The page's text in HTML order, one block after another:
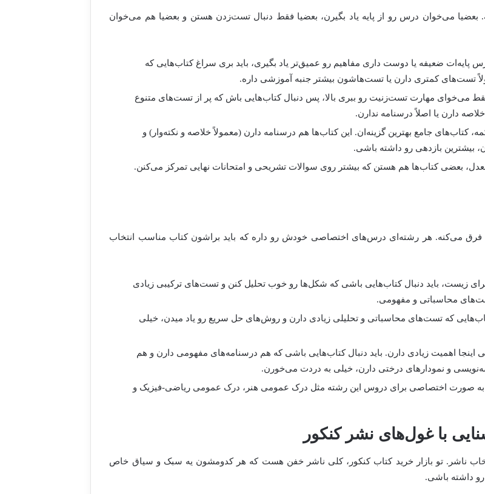
بعضیا می‌خوان درس رو از پایه یاد بگیرن، بعضیا فقط دنبال تست‌زدن هستن و بعضیا هم می‌خوان
پایه‌ات ضعیفه یا دوست داری مفاهیم رو عمیق‌تر یاد بگیری، باید بری سراغ کتاب‌هایی که
تست‌های کمتری دارن یا تست‌هاشون بیشتر جنبه آموزشی داره.
می‌خوای مهارت تست‌زنیت رو ببری بالا، پس دنبال کتاب‌هایی باش که پر از تست‌های متنوع
دارن یا اصلاً درسنامه ندارن.
کتاب‌های جامع بهترین گزینه‌ان. این کتاب‌ها هم درسنامه دارن (معمولاً خلاصه و نکته‌وار) و
بیشترین بازدهی رو داشته باشی.
معدل، بعضی کتاب‌ها هم هستن که بیشتر روی سوالات تشریحی و امتحانات نهایی تمرکز می‌کنن.
فرق می‌کنه. هر رشته‌ای درس‌های اختصاصی خودش رو داره که باید براشون کتاب مناسب انتخاب
زیست، باید دنبال کتاب‌هایی باشی که شکل‌ها رو خوب تحلیل کنن و تست‌های ترکیبی زیادی
محاسباتی و مفهومی.
که تست‌های محاسباتی و تحلیلی زیادی دارن و روش‌های حل سریع رو یاد میدن، خیلی
اینجا اهمیت زیادی دارن. باید دنبال کتاب‌هایی باشی که هم درسنامه‌های مفهومی دارن و هم
و نمودارهای درختی دارن، خیلی به دردت می‌خورن.
به صورت اختصاصی برای دروس این رشته مثل درک عمومی هنر، درک عمومی ریاضی-فیزیک و
با غول‌های نشر کنکور
ناشر. تو بازار خرید کتاب کنکور، کلی ناشر خفن هست که هر کدومشون یه سبک و سیاق خاص
داشته باشی.